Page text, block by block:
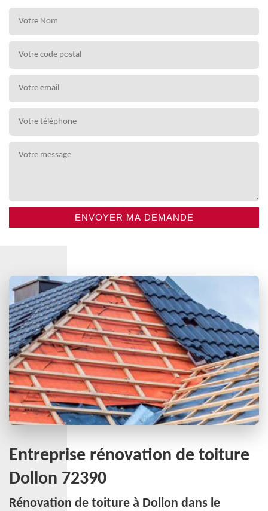
Entreprise rénovation de toiture
Dollon 72390
Rénovation de toiture à Dollon dans le